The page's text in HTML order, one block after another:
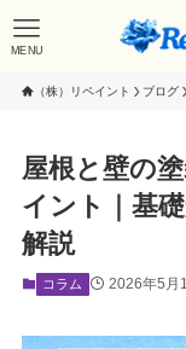
MENU
（株）リペイント ブログ
屋根と壁の
イント｜基
解説
コラム 2026年5月